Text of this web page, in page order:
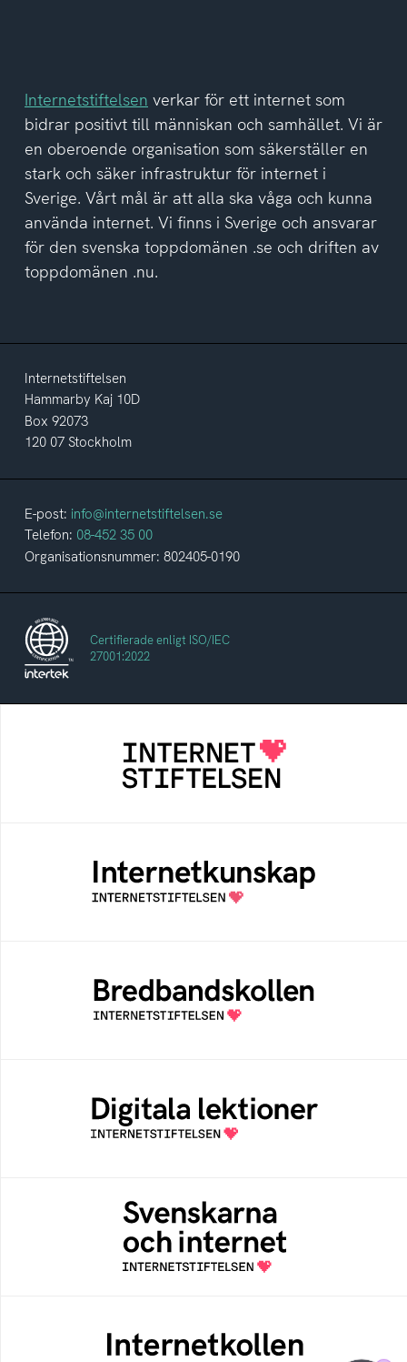
Internetstiftelsen verkar för ett internet som
bidrar positivt till människan och samhället. Vi är
en oberoende organisation som säkerställer en
stark och säker infrastruktur för internet i
Sverige. Vårt mål är att alla ska våga och kunna
använda internet. Vi finns i Sverige och ansvarar
för den svenska toppdomänen .se och driften av
toppdomänen .nu.
Internetstiftelsen
Hammarby Kaj 10D
Box 92073
120 07 Stockholm
E-post: info@internetstiftelsen.se
Telefon: 08-452 35 00
Organisationsnummer: 802405-0190
Certifierade enligt ISO/IEC
27001:2022
Internetstiftelsen verkar för ett internet som
bidrar positivt till människan och samhället
Samlad kunskap som hjälper dig att bli en
säker och medveten internetanvändare
Bredbandskollen är ett oberoende
konsumentverktyg som drivs av
Internetstiftelsen
Öppen digital lärresurs med färdiga lektioner
för alla stadier i grundskolan
Svenskarna och internet
En årlig studie av svenska folkets
internetvanor
Internetkollen hjälper dig att testa om
webbplatser och e-postservrar använder